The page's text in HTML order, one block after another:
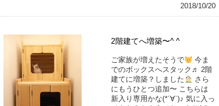
2018/10/20
2階建てへ増築〜^ ^
ご家族が増えたそうで
今ま
でのボックスへスタック♬ 2階
建てに増築？しました
さら
にもうひとつ追加〜 こちらは
新入り専用かな(*´∀`)♪ 気に入っ